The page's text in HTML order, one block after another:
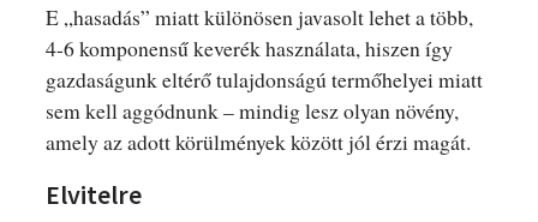
E „hasadás” miatt különösen javasolt lehet a több,
4-6 komponensű keverék használata, hiszen így
gazdaságunk eltérő tulajdonságú termőhelyei miatt
sem kell aggódnunk – mindig lesz olyan növény,
amely az adott körülmények között jól érzi magát.
Elvitelre